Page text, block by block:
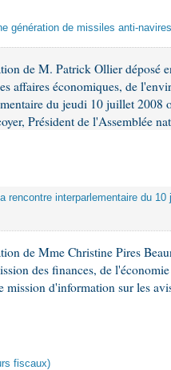
génération de missiles anti-
de M. Patrick Ollier déposé
affaires économiques, de
du jeudi 10 juillet 2008
Président de l'Assemblée
rencontre interparlementaire du
de Mme Christine Pires
des finances, de
mission d'information sur les
fiscaux)